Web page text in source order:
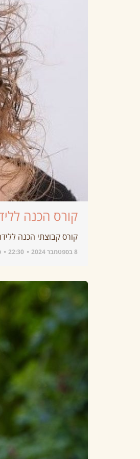
קורס הכנה
קורס קבוצתי הכנה ללידה
8 בספטמבר 2024 22:30